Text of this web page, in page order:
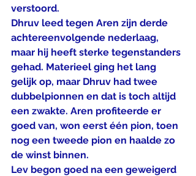
verstoord.
Dhruv leed tegen Aren zijn derde
achtereenvolgende nederlaag,
maar hij heeft sterke tegenstanders
gehad. Materieel ging het lang
gelijk op, maar Dhruv had twee
dubbelpionnen en dat is toch altijd
een zwakte. Aren profiteerde er
goed van, won eerst één pion, toen
nog een tweede pion en haalde zo
de winst binnen.
Lev begon goed na een geweigerd